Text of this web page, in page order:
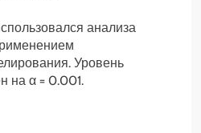
анализа
Уровень
на α = 0.001.